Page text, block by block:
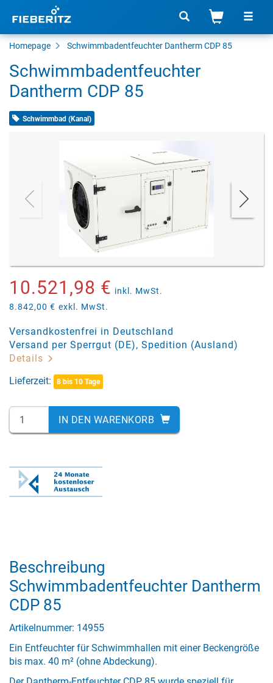
Homepage Schwimmbadentfeuchter Dantherm CDP 85
Schwimmbadentfeuchter
Dantherm CDP 85
Schwimmbad (Kanal)
10.521,98 € inkl. MwSt.
8.842,00 € exkl. MwSt.
Versandkostenfrei in Deutschland
Versand per Sperrgut (DE), Spedition (Ausland)
Details
Lieferzeit:
8 bis 10 Tage
IN DEN WARENKORB
Beschreibung
Schwimmbadentfeuchter Dantherm
CDP 85
Artikelnummer: 14955
Ein Entfeuchter für Schwimmhallen mit einer Beckengröße
bis max. 40 m² (ohne Abdeckung).